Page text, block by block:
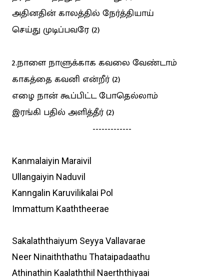
அதினதின் காலத்தில் நேர்த்தியாய்
செய்து முடிப்பவரே (2)
2.நாளை நாளுக்காக கவலை வேண்டாம்
காகத்தை கவனி என்றீர் (2)
எழை நான் கூப்பிட்ட போதெல்லாம்
இரங்கி பதில் அளித்தீர் (2)
-------------
Kanmalaiyin Maraivil
Ullangaiyin Naduvil
Kanngalin Karuvilikalai Pol
Immattum Kaaththeerae
Sakalaththaiyum Seyya Vallavarae
Neer Ninaiththathu Thataipadaathu
Athinathin Kaalaththil Naerththiyaai